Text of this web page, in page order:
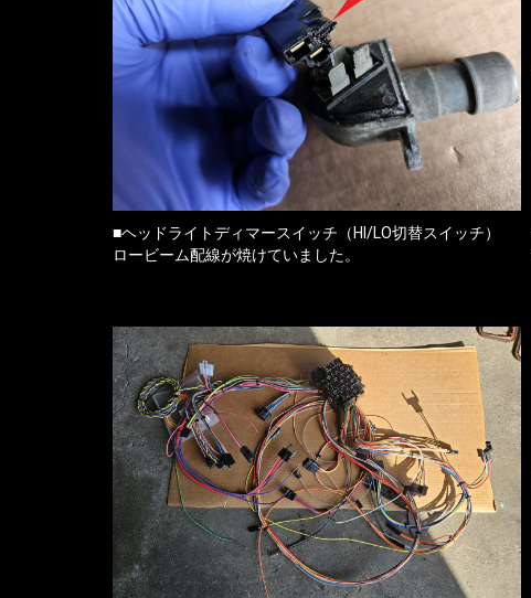
■ヘッドライトディマースイッチ（HI/LO切替スイッチ）
ロービーム配線が焼けていました。